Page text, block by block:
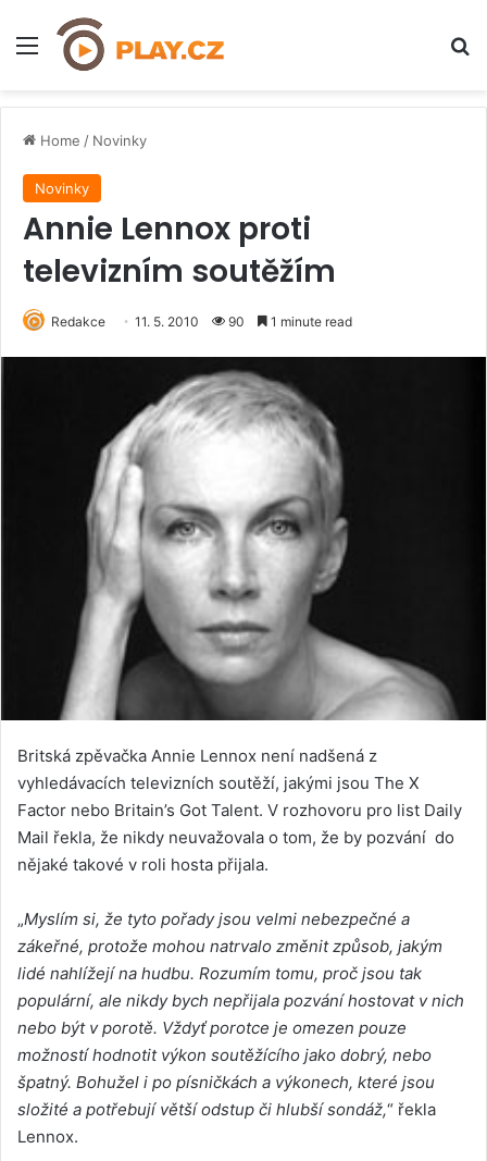
Menu
Home / Novinky
Novinky
Annie Lennox proti
televizním soutěžím
Redakce 11. 5. 2010 90 1 minute read
Britská zpěvačka Annie Lennox není nadšená z
vyhledávacích televizních soutěží, jakými jsou The X
Factor nebo Britain’s Got Talent. V rozhovoru pro list Daily
Mail řekla, že nikdy neuvažovala o tom, že by pozvání do
nějaké takové v roli hosta přijala.
„Myslím si, že tyto pořady jsou velmi nebezpečné a
zákeřné, protože mohou natrvalo změnit způsob, jakým
lidé nahlížejí na hudbu. Rozumím tomu, proč jsou tak
populární, ale nikdy bych nepřijala pozvání hostovat v nich
nebo být v porotě. Vždyť porotce je omezen pouze
možností hodnotit výkon soutěžícího jako dobrý, nebo
špatný. Bohužel i po písničkách a výkonech, které jsou
složité a potřebují větší odstup či hlubší sondáž,“ řekla
Lennox.